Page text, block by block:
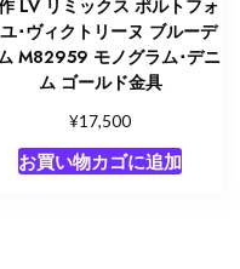
LV リミックス ポルトフォ
･ヴィクトリーヌ ブルーデ
M82959 モノグラム･デニ
ム ゴールド金具
¥17,500
お買い物カゴに追加